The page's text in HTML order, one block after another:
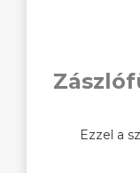
Ezzel a